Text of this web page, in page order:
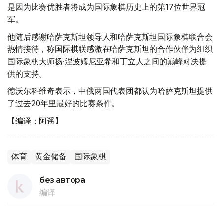
是因为比赛优胜者将成为国际象棋历史上的第17位世界冠
军。
他随后感谢哈萨克斯坦领导人和哈萨克斯坦国际象棋联合会
热情接待，称国际棋联感激在哈萨克斯坦的合作伙伴为组织
国际象棋大师扬·涅波姆尼亚希和丁立人之间的巅峰对决提
供的支持。
德沃尔科维奇表示，中俄两国代表团都认为哈萨克斯坦提供
了过去20年里最好的比赛条件。
【编译：阿遥】
体育 黄金储备 国际象棋
без автора
编译